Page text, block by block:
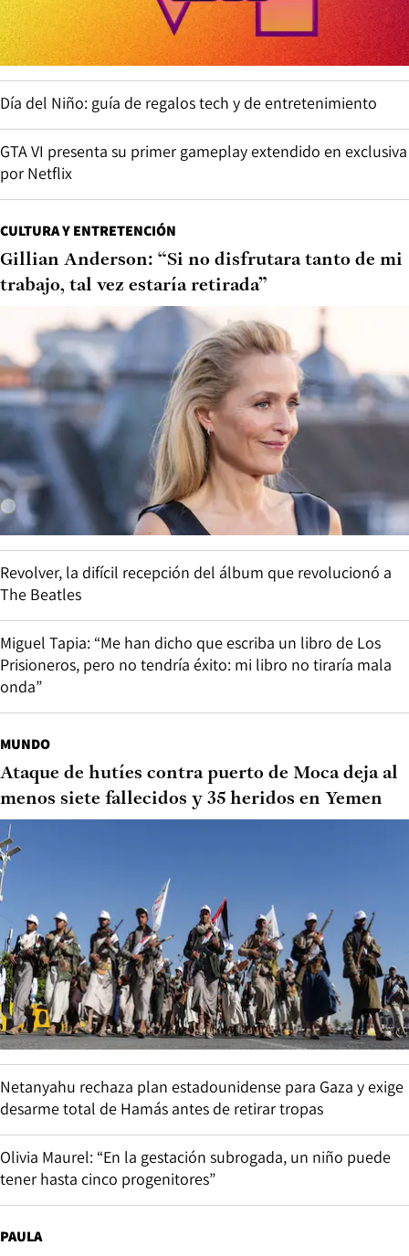
Día del Niño: guía de regalos tech y de entretenimiento
GTA VI presenta su primer gameplay extendido en exclusiva
por Netflix
CULTURA Y ENTRETENCIÓN
Gillian Anderson: “Si no disfrutara tanto de mi
trabajo, tal vez estaría retirada”
Revolver, la difícil recepción del álbum que revolucionó a
The Beatles
Miguel Tapia: “Me han dicho que escriba un libro de Los
Prisioneros, pero no tendría éxito: mi libro no tiraría mala
onda”
MUNDO
Ataque de hutíes contra puerto de Moca deja al
menos siete fallecidos y 35 heridos en Yemen
Netanyahu rechaza plan estadounidense para Gaza y exige
desarme total de Hamás antes de retirar tropas
Olivia Maurel: “En la gestación subrogada, un niño puede
tener hasta cinco progenitores”
PAULA